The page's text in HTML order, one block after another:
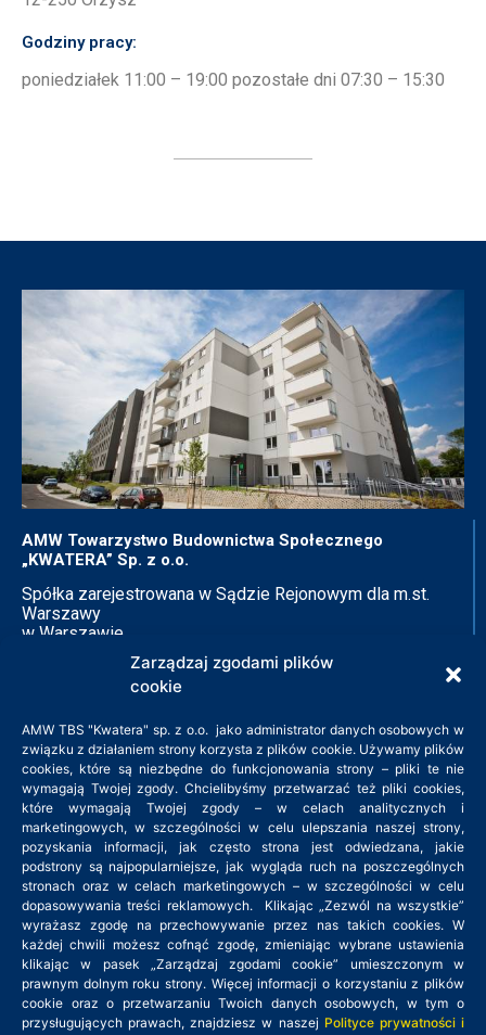
Zarządzaj zgodami plików
cookie
AMW TBS "Kwatera" sp. z o.o. jako administrator danych osobowych w
związku z działaniem strony korzysta z plików cookie. Używamy plików
cookies, które są niezbędne do funkcjonowania strony – pliki te nie
wymagają Twojej zgody. Chcielibyśmy przetwarzać też pliki cookies,
które wymagają Twojej zgody – w celach analitycznych i
marketingowych, w szczególności w celu ulepszania naszej strony,
pozyskania informacji, jak często strona jest odwiedzana, jakie
podstrony są najpopularniejsze, jak wygląda ruch na poszczególnych
stronach oraz w celach marketingowych – w szczególności w celu
dopasowywania treści reklamowych. Klikając „Zezwól na wszystkie”
wyrażasz zgodę na przechowywanie przez nas takich cookies. W
każdej chwili możesz cofnąć zgodę, zmieniając wybrane ustawienia
klikając w pasek „Zarządzaj zgodami cookie” umieszczonym w
prawnym dolnym roku strony. Więcej informacji o korzystaniu z plików
cookie oraz o przetwarzaniu Twoich danych osobowych, w tym o
przysługujących prawach, znajdziesz w naszej Polityce prywatności i
Godziny pracy:
poniedziałek 11:00 – 19:00 pozostałe dni 07:30 – 15:30
AMW Towarzystwo Budownictwa Społecznego
„KWATERA” Sp. z o.o.
Spółka zarejestrowana w Sądzie Rejonowym dla m.st.
Warszawy
w Warszawie
XIV Wydział Gospodarczy
Krajowego Rejestru Sądowego
NIP: 526-26-75-121
Adres siedziby:
ul. Zielone Zacisze 11B
03-294 Warszawa
tel. 22 379 45 45
kwatera@amwkwatera.pl
Godziny pracy: 8:00 – 16:00